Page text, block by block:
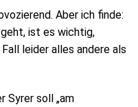
Aber ich finde:
ist es wichtig,
leider alles andere als
Syrer soll „am